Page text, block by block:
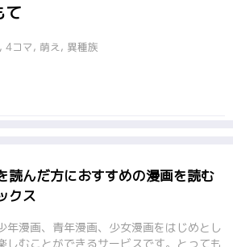
て
4コマ, 萌え, 異種族
読んだ方におすすめの漫画を読む
クス
年漫画、青年漫画、少女漫画をはじめとし
しむことができるサービスです。とっても